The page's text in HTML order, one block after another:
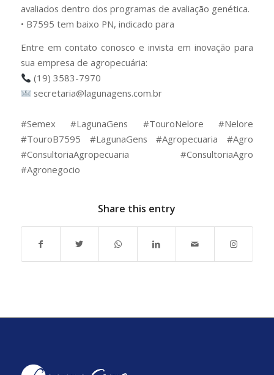
avaliados dentro dos programas de avaliação genética.
• B7595 tem baixo PN, indicado para
Entre em contato conosco e invista em inovação para
sua empresa de agropecuária:
(19) 3583-7970
secretaria@lagunagens.com.br
#Semex #LagunaGens #TouroNelore #Nelore
#TouroB7595 #LagunaGens #Agropecuaria #Agro
#ConsultoriaAgropecuaria #ConsultoriaAgro
#Agronegocio
Share this entry